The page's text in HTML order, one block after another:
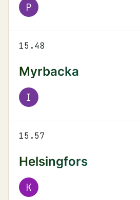
P
15.48
Myrbacka
I
15.57
Helsingfors
K